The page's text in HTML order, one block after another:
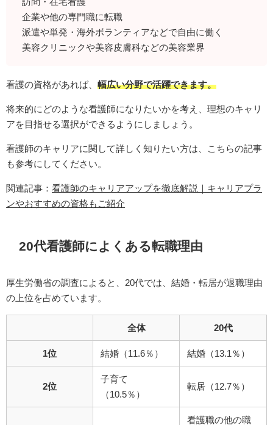
企業や他の専門職に転職
派遣や単発・海外ボランティアなどで自由に働く
美容クリニックや美容皮膚科などの美容業界
看護の資格があれば、 幅広い分野で活躍できます。
将来的にどのような看護師になりたいかを考え、理想のキャリ
アを目指せる選択ができるようにしましょう。
看護師のキャリアに関して詳しく知りたい方は、こちらの記事
も参考にしてください。
関連記事： 看護師のキャリアアップを徹底解説｜キャリアプラ
ンやおすすめの資格もご紹介
20代看護師によくある転職理由
厚生労働省の調査によると、20代では、結婚・転居が退職理由
の上位を占めています。
全体 20代
1位 結婚（11.6％） 結婚（13.1％）
2位
子育て
（10.5％）
転居（12.7％）
看護職の他の職